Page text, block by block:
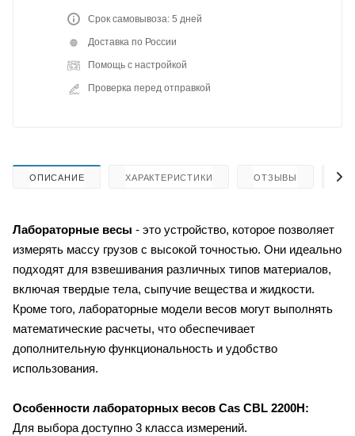
Срок самовывоза: 5 дней
Доставка по России
Помощь с настройкой
Проверка перед отправкой
ОПИСАНИЕ ХАРАКТЕРИСТИКИ ОТЗЫВЫ
Лабораторные весы - это устройство, которое позволяет
измерять массу грузов с высокой точностью. Они идеально
подходят для взвешивания различных типов материалов,
включая твердые тела, сыпучие вещества и жидкости.
Кроме того, лабораторные модели весов могут выполнять
математические расчеты, что обеспечивает
дополнительную функциональность и удобство
использования.
Особенности лабораторных весов Cas CBL 2200H:
Для выбора доступно 3 класса измерений.